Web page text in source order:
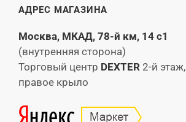
АДРЕС МАГАЗИНА
Москва, МКАД, 78-й км, 14 с1
(внутренняя сторона)
Торговый центр DEXTER 2-й этаж,
правое крыло